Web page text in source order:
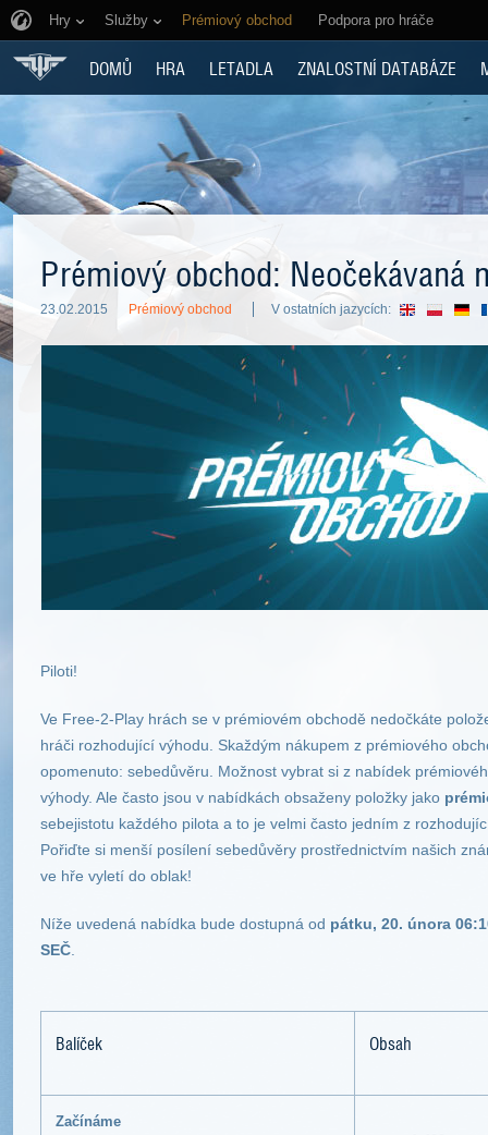
Hry Služby Prémiový obchod Podpora pro hráče
DOMŮ HRA LETADLA ZNALOSTNÍ DATABÁZE
Prémiový obchod: Neočekávaná
23.02.2015 Prémiový obchod V ostatních jazycích:
Piloti!
Ve Free-2-Play hrách se v prémiovém obchodě nedočkáte
hráči rozhodující výhodu. Skaždým nákupem z prémiového
opomenuto: sebedůvěru. Možnost vybrat si z nabídek
výhody. Ale často jsou v nabídkách obsaženy položky jako
sebejistotu každého pilota a to je velmi často jedním z
Pořiďte si menší posílení sebedůvěry prostřednictvím našich
ve hře vyletí do oblak!
Níže uvedená nabídka bude dostupná od pátku, 20. února
SEČ
Balíček Obsah
Začínáme